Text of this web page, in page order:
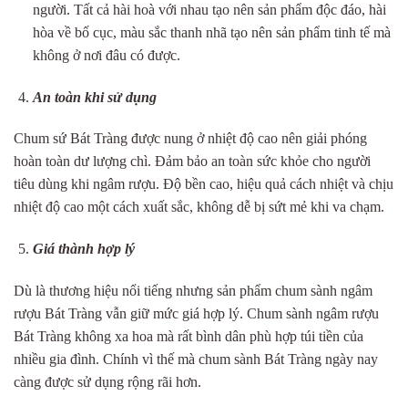
người. Tất cả hài hoà với nhau tạo nên sản phẩm độc đáo, hài
hòa về bố cục, màu sắc thanh nhã tạo nên sản phẩm tinh tế mà
không ở nơi đâu có được.
An toàn khi sử dụng
Chum sứ Bát Tràng được nung ở nhiệt độ cao nên giải phóng
hoàn toàn dư lượng chì. Đảm bảo an toàn sức khỏe cho người
tiêu dùng khi ngâm rượu. Độ bền cao, hiệu quả cách nhiệt và chịu
nhiệt độ cao một cách xuất sắc, không dễ bị sứt mẻ khi va chạm.
Giá thành hợp lý
Dù là thương hiệu nổi tiếng nhưng sản phẩm chum sành ngâm
rượu Bát Tràng vẫn giữ mức giá hợp lý. Chum sành ngâm rượu
Bát Tràng không xa hoa mà rất bình dân phù hợp túi tiền của
nhiều gia đình. Chính vì thế mà chum sành Bát Tràng ngày nay
càng được sử dụng rộng rãi hơn.